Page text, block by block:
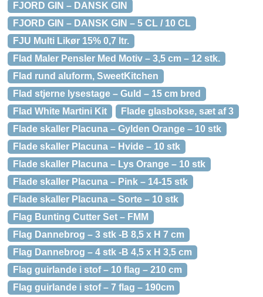
FJORD GIN – DANSK GIN
FJORD GIN – DANSK GIN – 5 CL / 10 CL
FJU Multi Likør 15% 0,7 ltr.
Flad Maler Pensler Med Motiv – 3,5 cm – 12 stk.
Flad rund aluform, SweetKitchen
Flad stjerne lysestage – Guld – 15 cm bred
Flad White Martini Kit
Flade glasbokse, sæt af 3
Flade skaller Placuna – Gylden Orange – 10 stk
Flade skaller Placuna – Hvide – 10 stk
Flade skaller Placuna – Lys Orange – 10 stk
Flade skaller Placuna – Pink – 14-15 stk
Flade skaller Placuna – Sorte – 10 stk
Flag Bunting Cutter Set – FMM
Flag Dannebrog – 3 stk -B 8,5 x H 7 cm
Flag Dannebrog – 4 stk -B 4,5 x H 3,5 cm
Flag guirlande i stof – 10 flag – 210 cm
Flag guirlande i stof – 7 flag – 190cm